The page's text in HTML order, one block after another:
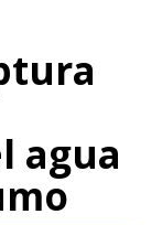
agua